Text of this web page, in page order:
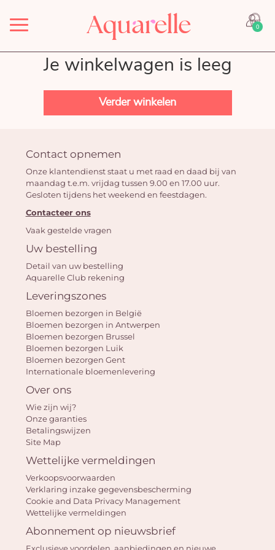
Menu 0
Je winkelwagen is leeg
Verder winkelen
Contact opnemen
Onze klantendienst staat u met raad en daad bij van
maandag t.e.m. vrijdag tussen 9.00 en 17.00 uur.
Gesloten tijdens het weekend en feestdagen.
Contacteer ons
Vaak gestelde vragen
Uw bestelling
Detail van uw bestelling
Aquarelle Club rekening
Leveringszones
Bloemen bezorgen in België
Bloemen bezorgen in Antwerpen
Bloemen bezorgen Brussel
Bloemen bezorgen Luik
Bloemen bezorgen Gent
Internationale bloemenlevering
Over ons
Wie zijn wij?
Onze garanties
Betalingswijzen
Site Map
Wettelijke vermeldingen
Verkoopsvoorwaarden
Verklaring inzake gegevensbescherming
Cookie and Data Privacy Management
Wettelijke vermeldingen
Abonnement op nieuwsbrief
Exclusieve voordelen, aanbiedingen en nieuwe